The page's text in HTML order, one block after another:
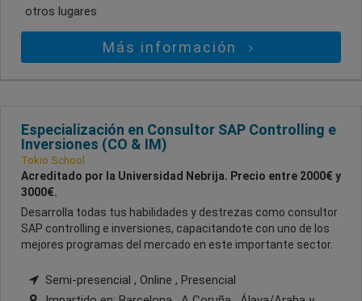
otros lugares
Más información
Especialización en Consultor SAP Controlling e
Inversiones (CO & IM)
Tokio School
Acreditado por la Universidad Nebrija. Precio entre 2000€ y
3000€.
Desarrolla todas tus habilidades y destrezas como consultor
SAP controlling e inversiones, capacitandote con uno de los
mejores programas del mercado en este importante sector.
Semi-presencial , Online , Presencial